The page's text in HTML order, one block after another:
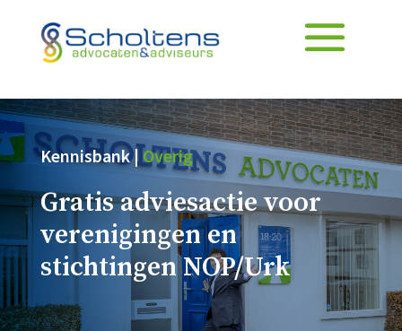
Kennisbank | Overig
Gratis adviesactie voor
verenigingen en
stichtingen NOP/Urk